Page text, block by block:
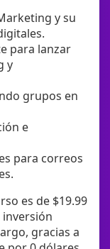
y su
para lanzar
y
grupos en
e
para correos
es de $19.99
gracias a